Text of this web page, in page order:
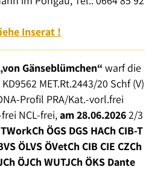
Inserat !
Gänseblümchen“ warf die
KD9562 MET.Rt.2443/20 Schf (V)
Profil PRA/Kat.-vorl.frei
NCL-frei,am 28.06.20262/3
ÖGS DGS HACh CIB-T
ÖLVS ÖVetCh CIB CIE CZCh
ÖJCh WUTJCh ÖKS Dante